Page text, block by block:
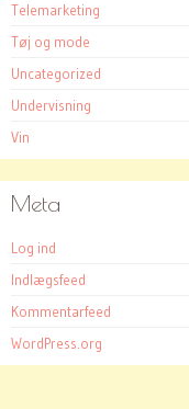
Telemarketing
Tøj og mode
Uncategorized
Undervisning
Vin
Meta
Log ind
Indlægsfeed
Kommentarfeed
WordPress.org